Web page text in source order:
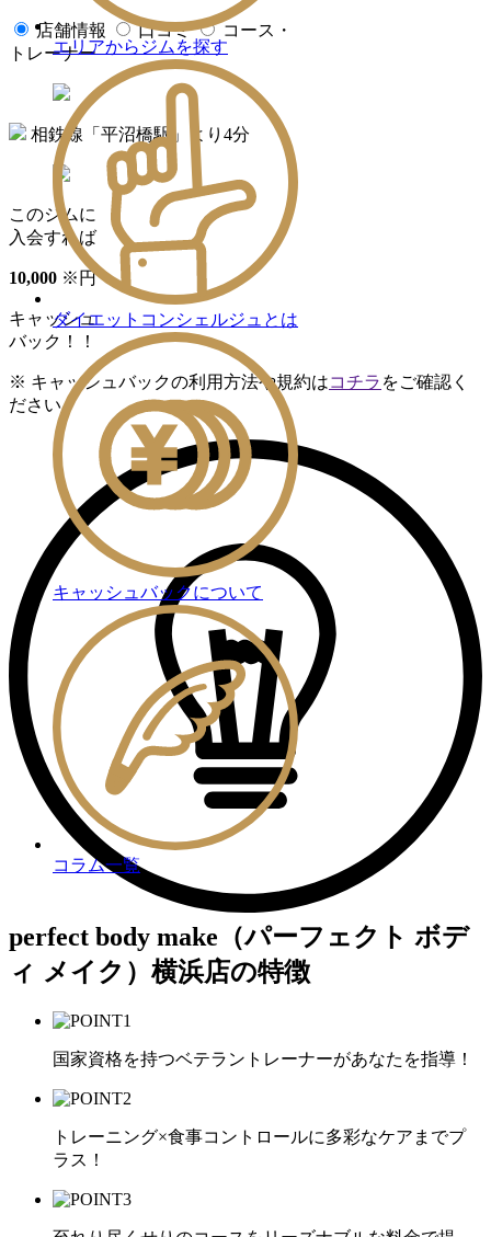
エリアからジムを探す
ダイエットコンシェルジュとは
キャッシュバックについて
コラム一覧
店舗情報 口コミ
コース・
トレーナー
相鉄線「平沼橋駅」より4分
このジムに
入会すれば
10,000 ※ 円
キャッシュ
バック！！
※ キャッシュバックの利用方法や規約はコチラ をご確認く
ださい
perfect body make（パーフェクト ボデ
ィ メイク）横浜店の特徴
国家資格を持つベテラントレーナーがあなたを指導！
トレーニング×食事コントロールに多彩なケアまでプ
ラス！